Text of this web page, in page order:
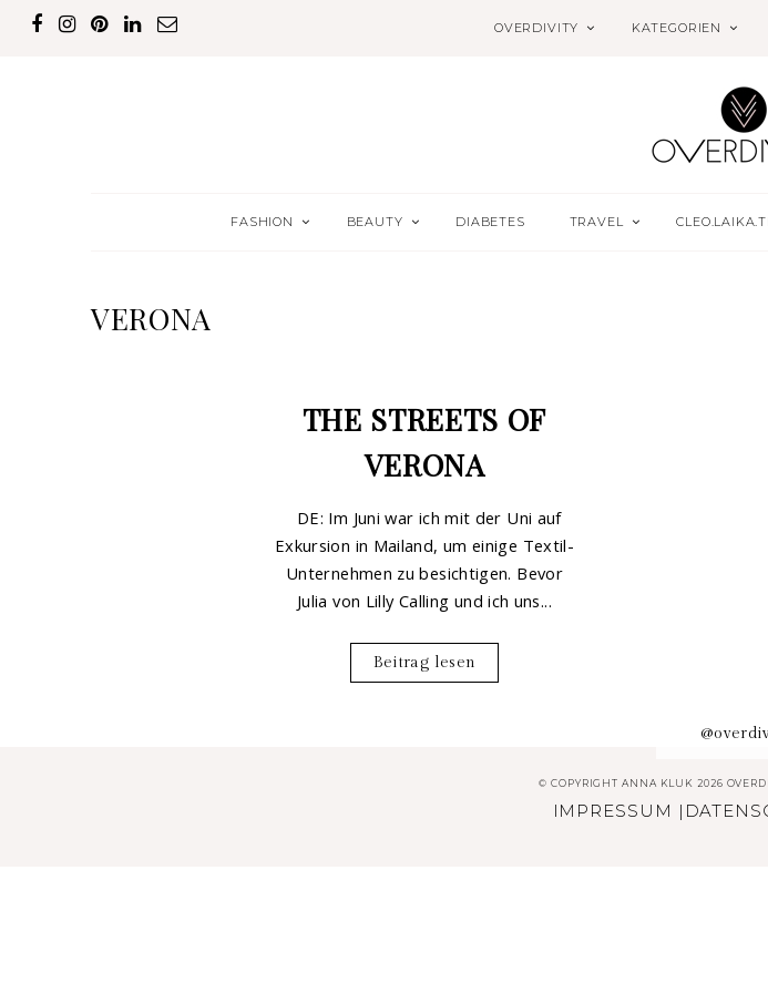
OVERDIVITY KATEGORIEN
FASHION BEAUTY DIABETES TRAVEL
VERONA
THE STREETS OF
VERONA
DE: Im Juni war ich mit der Uni auf
Exkursion in Mailand, um einige Textil-
Unternehmen zu besichtigen. Bevor
Julia von Lilly Calling und ich uns...
Beitrag lesen
© COPYRIGHT ANNA KLUK 2026
IMPRESSUM |